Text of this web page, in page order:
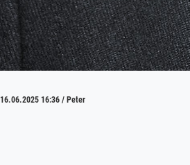
16.06.2025 16:36 / Peter